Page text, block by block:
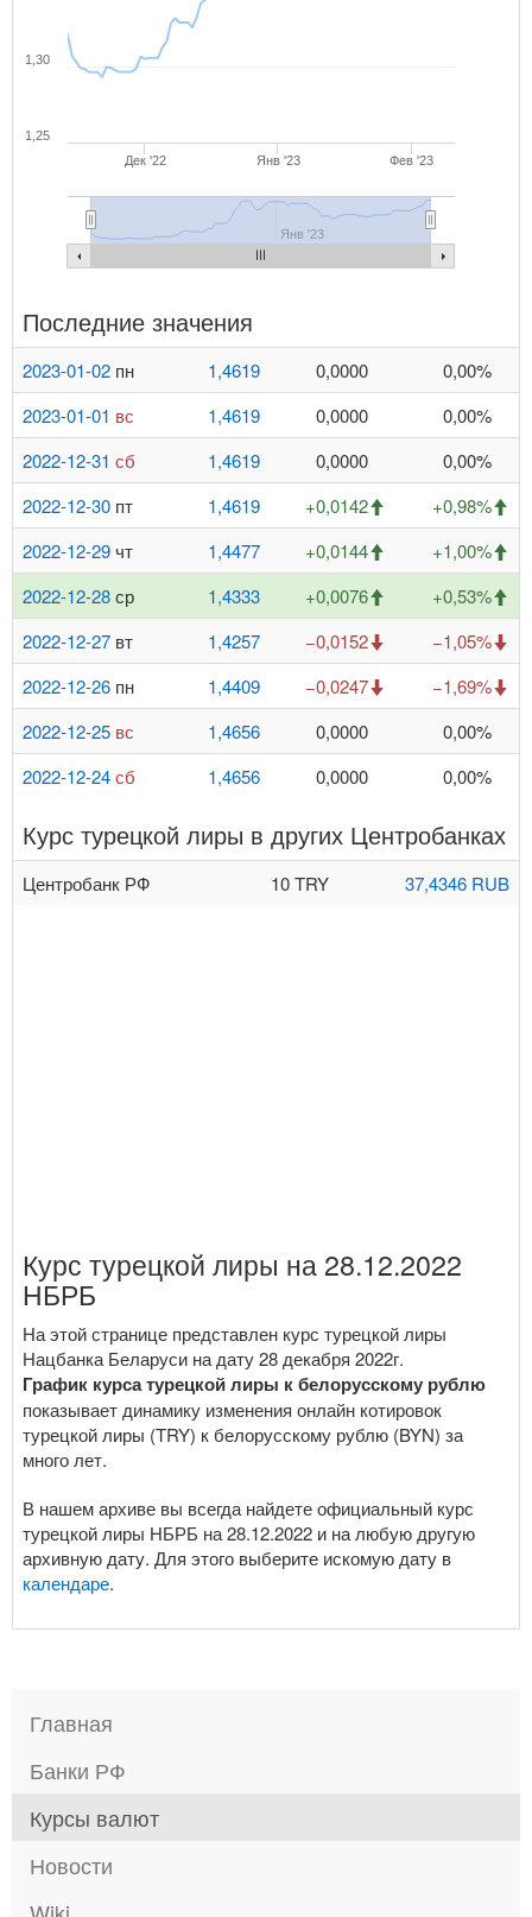
Дек '22 Янв '23 Фев '23
Янв '23
1,25
1,30
Последние значения
2023-01-02 пн 1,4619 0,0000
0,00%
2023-01-01 вс 1,4619 0,0000
0,00%
2022-12-31 сб 1,4619 0,0000
0,00%
2022-12-30 пт 1,4619 +0,0142
+0,98%
2022-12-29 чт 1,4477 +0,0144
+1,00%
2022-12-28ср 1,4333 +0,0076
+0,53%
2022-12-27 вт 1,4257 −0,0152
−1,05%
2022-12-26 пн 1,4409 −0,0247
−1,69%
2022-12-25 вс 1,4656 0,0000
0,00%
2022-12-24сб 1,4656 0,0000 0,00%
Курс турецкой лиры в других Центробанках
Центробанк РФ 10 TRY 37,4346 RUB
Курс турецкой лиры на 28.12.2022
НБРБ
На этой странице представлен курс турецкой лиры
Нацбанка Беларуси на дату 28 декабря 2022г.
График курса турецкой лиры к белорусскому рублю
показывает динамику изменения онлайн котировок
турецкой лиры (TRY) к белорусскому рублю (BYN) за
много лет.
В нашем архиве вы всегда найдете официальный курс
турецкой лиры НБРБ на 28.12.2022 и на любую другую
архивную дату. Для этого выберите искомую дату в
календаре.
Главная
Банки РФ
Курсы валют
Новости